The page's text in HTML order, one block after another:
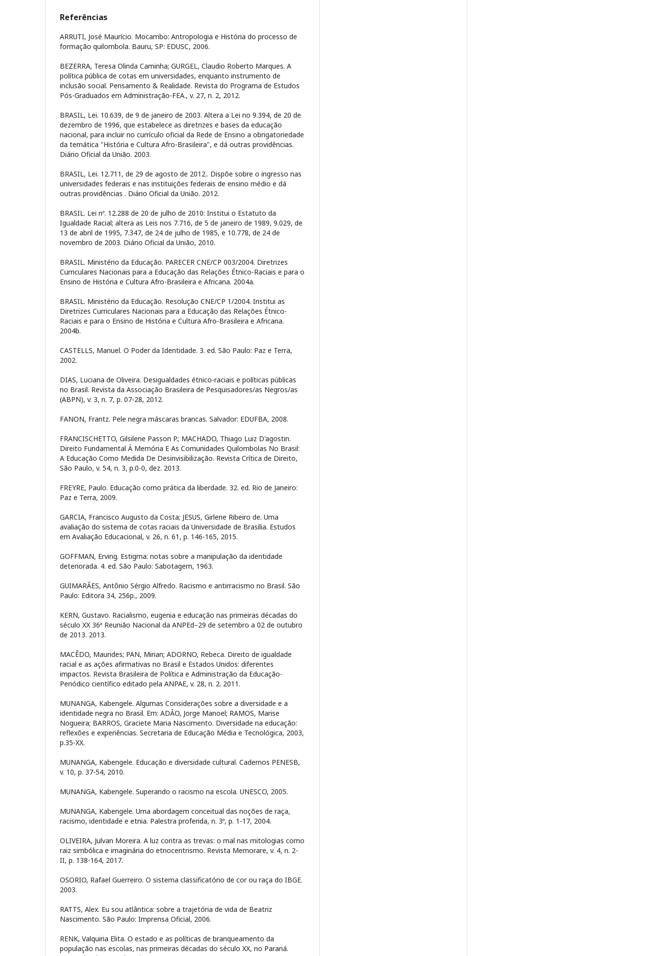
Referências
ARRUTI, José Maurício. Mocambo: Antropologia e História do processo de
formação quilombola. Bauru, SP: EDUSC, 2006.
BEZERRA, Teresa Olinda Caminha; GURGEL, Claudio Roberto Marques. A
política pública de cotas em universidades, enquanto instrumento de
inclusão social. Pensamento & Realidade. Revista do Programa de Estudos
Pós-Graduados em Administração-FEA., v. 27, n. 2, 2012.
BRASIL, Lei. 10.639, de 9 de janeiro de 2003. Altera a Lei no 9.394, de 20 de
dezembro de 1996, que estabelece as diretrizes e bases da educação
nacional, para incluir no currículo oficial da Rede de Ensino a obrigatoriedade
da temática "História e Cultura Afro-Brasileira", e dá outras providências.
Diário Oficial da União. 2003.
BRASIL, Lei. 12.711, de 29 de agosto de 2012.. Dispõe sobre o ingresso nas
universidades federais e nas instituições federais de ensino médio e dá
outras providências . Diário Oficial da União. 2012.
BRASIL. Lei nº. 12.288 de 20 de julho de 2010: Institui o Estatuto da
Igualdade Racial; altera as Leis nos 7.716, de 5 de janeiro de 1989, 9.029, de
13 de abril de 1995, 7.347, de 24 de julho de 1985, e 10.778, de 24 de
novembro de 2003. Diário Oficial da União, 2010.
BRASIL. Ministério da Educação. PARECER CNE/CP 003/2004. Diretrizes
Curriculares Nacionais para a Educação das Relações Étnico-Raciais e para o
Ensino de História e Cultura Afro-Brasileira e Africana. 2004a.
BRASIL. Ministério da Educação. Resolução CNE/CP 1/2004. Institui as
Diretrizes Curriculares Nacionais para a Educação das Relações Étnico-
Raciais e para o Ensino de História e Cultura Afro-Brasileira e Africana.
2004b.
CASTELLS, Manuel. O Poder da Identidade. 3. ed. São Paulo: Paz e Terra,
2002.
DIAS, Luciana de Oliveira. Desigualdades étnico-raciais e políticas públicas
no Brasil. Revista da Associação Brasileira de Pesquisadores/as Negros/as
(ABPN), v. 3, n. 7, p. 07-28, 2012.
FANON, Frantz. Pele negra máscaras brancas. Salvador: EDUFBA, 2008.
FRANCISCHETTO, Gilsilene Passon P.; MACHADO, Thiago Luiz D'agostin.
Direito Fundamental À Memória E As Comunidades Quilombolas No Brasil:
A Educação Como Medida De Desinvisibilização. Revista Crítica de Direito,
São Paulo, v. 54, n. 3, p.0-0, dez. 2013.
FREYRE, Paulo. Educação como prática da liberdade. 32. ed. Rio de Janeiro:
Paz e Terra, 2009.
GARCIA, Francisco Augusto da Costa; JESUS, Girlene Ribeiro de. Uma
avaliação do sistema de cotas raciais da Universidade de Brasília. Estudos
em Avaliação Educacional, v. 26, n. 61, p. 146-165, 2015.
GOFFMAN, Erving. Estigma: notas sobre a manipulação da identidade
deteriorada. 4. ed. São Paulo: Sabotagem, 1963.
GUIMARÃES, Antônio Sérgio Alfredo. Racismo e antirracismo no Brasil. São
Paulo: Editora 34, 256p., 2009.
KERN, Gustavo. Racialismo, eugenia e educação nas primeiras décadas do
século XX 36ª Reunião Nacional da ANPEd–29 de setembro a 02 de outubro
de 2013. 2013.
MACÊDO, Maurides; PAN, Mirian; ADORNO, Rebeca. Direito de igualdade
racial e as ações afirmativas no Brasil e Estados Unidos: diferentes
impactos. Revista Brasileira de Política e Administração da Educação-
Periódico científico editado pela ANPAE, v. 28, n. 2. 2011.
MUNANGA, Kabengele. Algumas Considerações sobre a diversidade e a
identidade negra no Brasil. Em: ADÃO, Jorge Manoel; RAMOS, Marise
Nogueira; BARROS, Graciete Maria Nascimento. Diversidade na educação:
reflexões e experiências. Secretaria de Educação Média e Tecnológica, 2003,
p.35-XX.
MUNANGA, Kabengele. Educação e diversidade cultural. Cadernos PENESB,
v. 10, p. 37-54, 2010.
MUNANGA, Kabengele. Superando o racismo na escola. UNESCO, 2005.
MUNANGA, Kabengele. Uma abordagem conceitual das noções de raça,
racismo, identidade e etnia. Palestra proferida, n. 3º, p. 1-17, 2004.
OLIVEIRA, Julvan Moreira. A luz contra as trevas: o mal nas mitologias como
raiz simbólica e imaginária do etnocentrismo. Revista Memorare, v. 4, n. 2-
II, p. 138-164, 2017.
OSORIO, Rafael Guerreiro. O sistema classificatório de cor ou raça do IBGE.
2003.
RATTS, Alex. Eu sou atlântica: sobre a trajetória de vida de Beatriz
Nascimento. São Paulo: Imprensa Oficial, 2006.
RENK, Valquiria Elita. O estado e as políticas de branqueamento da
população nas escolas, nas primeiras décadas do século XX, no Paraná.